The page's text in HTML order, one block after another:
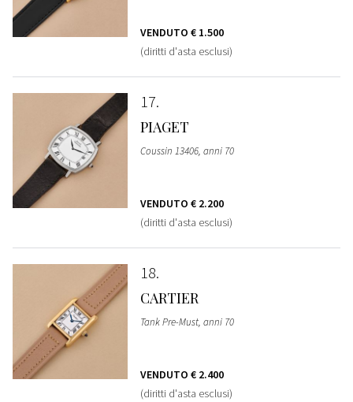
VENDUTO € 1.500
(diritti d'asta esclusi)
17
PIAGET
Coussin 13406, anni 70
VENDUTO € 2.200
(diritti d'asta esclusi)
18
CARTIER
Tank Pre-Must, anni 70
VENDUTO € 2.400
(diritti d'asta esclusi)